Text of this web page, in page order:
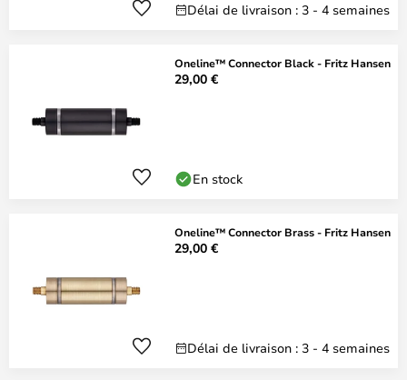
Délai de livraison : 3 - 4 semaines
Oneline™ Connector Black - Fritz Hansen
29,00 €
En stock
Oneline™ Connector Brass - Fritz Hansen
29,00 €
Délai de livraison : 3 - 4 semaines